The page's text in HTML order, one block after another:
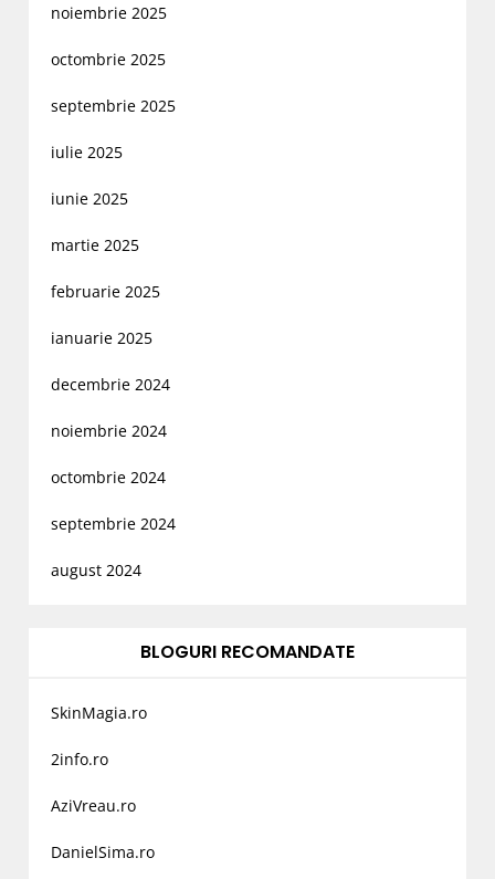
noiembrie 2025
octombrie 2025
septembrie 2025
iulie 2025
iunie 2025
martie 2025
februarie 2025
ianuarie 2025
decembrie 2024
noiembrie 2024
octombrie 2024
septembrie 2024
august 2024
BLOGURI RECOMANDATE
SkinMagia.ro
2info.ro
AziVreau.ro
DanielSima.ro